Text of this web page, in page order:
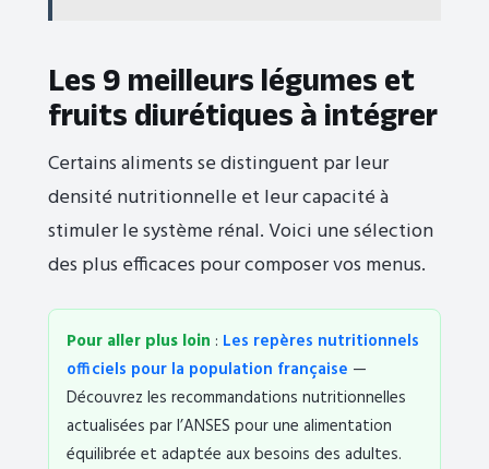
Les 9 meilleurs légumes et
fruits diurétiques à intégrer
Certains aliments se distinguent par leur
densité nutritionnelle et leur capacité à
stimuler le système rénal. Voici une sélection
des plus efficaces pour composer vos menus.
Pour aller plus loin : Les repères nutritionnels
officiels pour la population française —
Découvrez les recommandations nutritionnelles
actualisées par l’ANSES pour une alimentation
équilibrée et adaptée aux besoins des adultes.